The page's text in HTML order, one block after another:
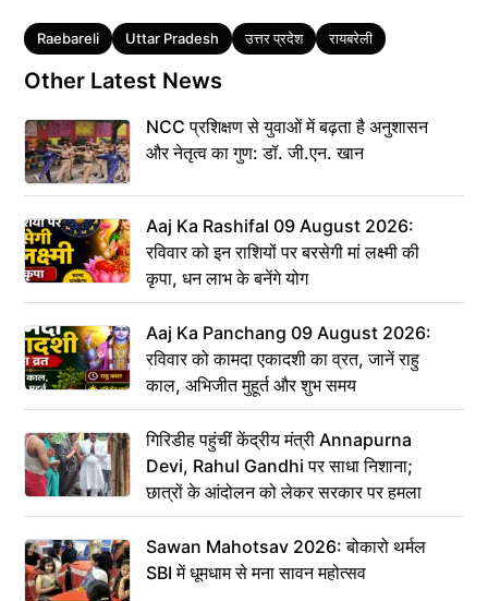
Tags
Raebareli Uttar Pradesh उत्तर प्रदेश रायबरेली
Other Latest News
NCC प्रशिक्षण से युवाओं में बढ़ता है अनुशासन
और नेतृत्व का गुण: डॉ. जी.एन. खान
Aaj Ka Rashifal 09 August 2026:
रविवार को इन राशियों पर बरसेगी मां लक्ष्मी की
कृपा, धन लाभ के बनेंगे योग
Aaj Ka Panchang 09 August 2026:
रविवार को कामदा एकादशी का व्रत, जानें राहु
काल, अभिजीत मुहूर्त और शुभ समय
गिरिडीह पहुंचीं केंद्रीय मंत्री Annapurna
Devi, Rahul Gandhi पर साधा निशाना;
छात्रों के आंदोलन को लेकर सरकार पर हमला
Sawan Mahotsav 2026: बोकारो थर्मल
SBI में धूमधाम से मना सावन महोत्सव